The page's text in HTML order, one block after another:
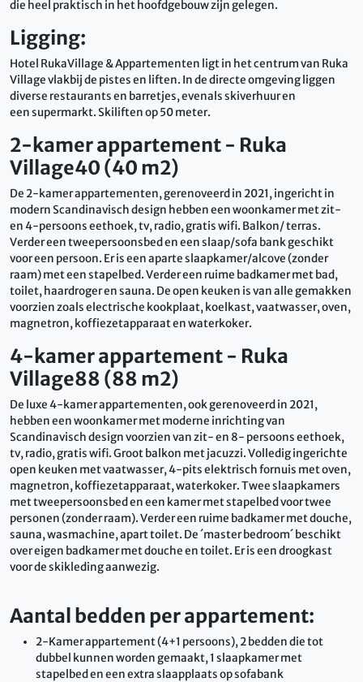
die heel praktisch in het hoofdgebouw zijn gelegen.
Ligging:
Hotel RukaVillage & Appartementen ligt in het centrum van Ruka
Village vlakbij de pistes en liften. In de directe omgeving liggen
diverse restaurants en barretjes, evenals skiverhuur en
een supermarkt. Skiliften op 50 meter.
2-kamer appartement - Ruka
Village40 (40 m2)
De 2-kamer appartementen, gerenoveerd in 2021, ingericht in
modern Scandinavisch design hebben een woonkamer met zit-
en 4-persoons eethoek, tv, radio, gratis wifi. Balkon/ terras.
Verder een tweepersoonsbed en een slaap/sofa bank geschikt
voor een persoon. Er is een aparte slaapkamer/alcove (zonder
raam) met een stapelbed. Verder een ruime badkamer met bad,
toilet, haardroger en sauna. De open keuken is van alle gemakken
voorzien zoals electrische kookplaat, koelkast, vaatwasser, oven,
magnetron, koffiezetapparaat en waterkoker.
4-kamer appartement - Ruka
Village88 (88 m2)
De luxe 4-kamer appartementen, ook gerenoveerd in 2021,
hebben een woonkamer met moderne inrichting van
Scandinavisch design voorzien van zit- en 8- persoons eethoek,
tv, radio, gratis wifi. Groot balkon met jacuzzi. Volledig ingerichte
open keuken met vaatwasser, 4-pits elektrisch fornuis met oven,
magnetron, koffiezetapparaat, waterkoker. Twee slaapkamers
met tweepersoonsbed en een kamer met stapelbed voor twee
personen (zonder raam). Verder een ruime badkamer met douche,
sauna, wasmachine, apart toilet. De ´master bedroom´ beschikt
over eigen badkamer met douche en toilet. Er is een droogkast
voor de skikleding aanwezig.
Aantal bedden per appartement:
2-Kamer appartement (4+1 persoons), 2 bedden die tot
dubbel kunnen worden gemaakt, 1 slaapkamer met
stapelbed en een extra slaapplaats op sofabank